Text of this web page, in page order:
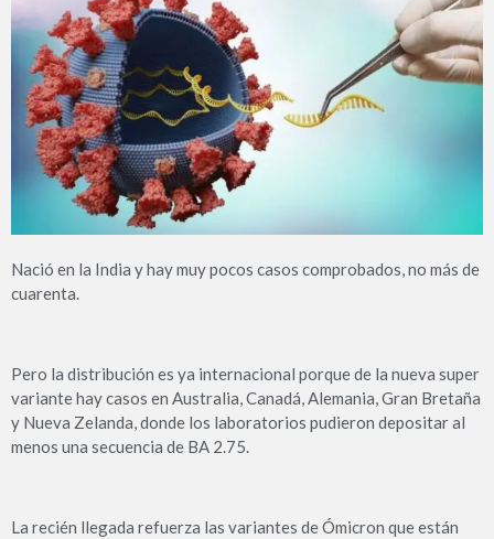
Nació en la India y hay muy pocos casos comprobados, no más de
cuarenta.
Pero la distribución es ya internacional porque de la nueva super
variante hay casos en Australia, Canadá, Alemania, Gran Bretaña
y Nueva Zelanda, donde los laboratorios pudieron depositar al
menos una secuencia de BA 2.75.
La recién llegada refuerza las variantes de Ómicron que están